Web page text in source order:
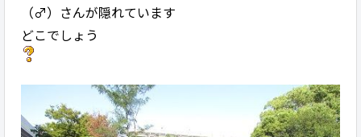
（♂）さんが隠れています
どこでしょう